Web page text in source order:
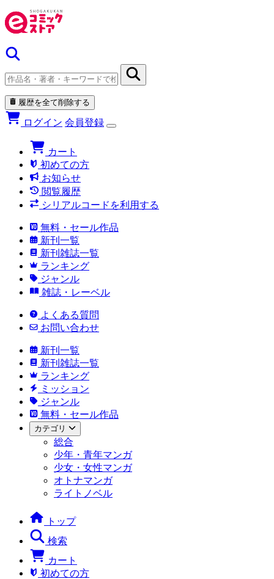
履歴を全て削除する
ログイン 会員登録
カート
初めての方
お知らせ
閲覧履歴
シリアルコードを利用する
無料・セール作品
新刊一覧
新刊雑誌一覧
ランキング
ジャンル
雑誌・レーベル
よくある質問
お問い合わせ
新刊一覧
新刊雑誌一覧
ランキング
ミッション
ジャンル
無料・セール作品
カテゴリ
総合
少年・青年マンガ
少女・女性マンガ
オトナマンガ
ライトノベル
トップ
検索
カート
初めての方